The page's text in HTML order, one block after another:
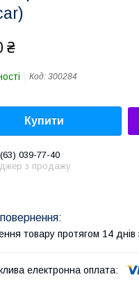
₴
Код: 300284
Купити
039-77-40
з продажу
товару протягом 14 днів